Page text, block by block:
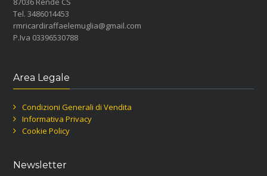
Tel. 3486014453
rmricardiraffaelemuglia@gmail.com
P.Iva 03396530788
Area Legale
Condizioni Generali di Vendita
Informativa Privacy
Cookie Policy
Newsletter